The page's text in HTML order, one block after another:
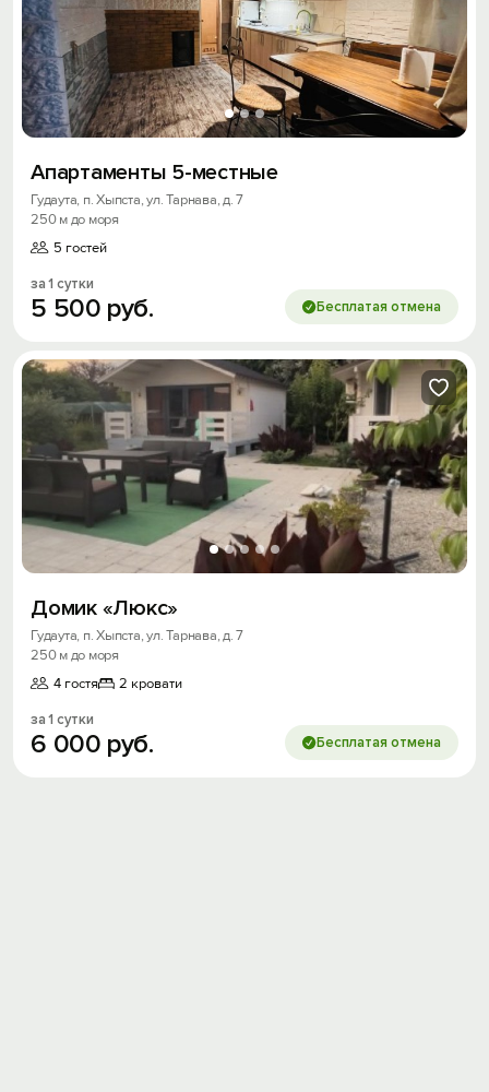
Апартаменты 5-местные
Гудаута, п. Хыпста, ул. Тарнава, д. 7
250 м до моря
5 гостей
за 1 сутки
5 500 руб. Бесплатая отмена
Домик «Люкс»
Гудаута, п. Хыпста, ул. Тарнава, д. 7
250 м до моря
4 гостя
2 кровати
за 1 сутки
6 000 руб. Бесплатая отмена